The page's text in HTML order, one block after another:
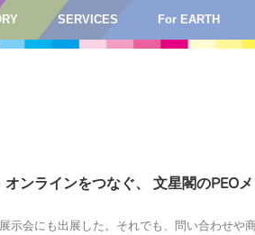
SERVICES For EARTH
ンラインをつなぐ、 文星閣のPEO
示会にも出展した。それでも、問い合わせや